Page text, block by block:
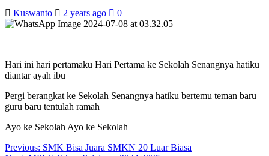
Kuswanto 2 years ago 0
Hari ini hari pertamaku Hari Pertama ke Sekolah Senangnya hatiku
diantar ayah ibu
Pergi berangkat ke Sekolah Senangnya hatiku bertemu teman baru
guru baru tentulah ramah
Ayo ke Sekolah Ayo ke Sekolah
Post
Previous: SMK Bisa Juara SMKN 20 Luar Biasa